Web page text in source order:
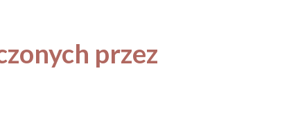
przez